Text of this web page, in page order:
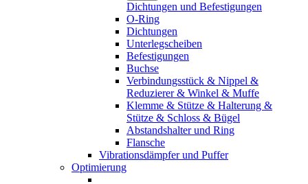
Dichtungen und Befestigungen
O-Ring
Dichtungen
Unterlegscheiben
Befestigungen
Buchse
Verbindungsstück & Nippel &
Reduzierer & Winkel & Muffe
Klemme & Stütze & Halterung &
Stütze & Schloss & Bügel
Abstandshalter und Ring
Flansche
Vibrationsdämpfer und Puffer
Optimierung